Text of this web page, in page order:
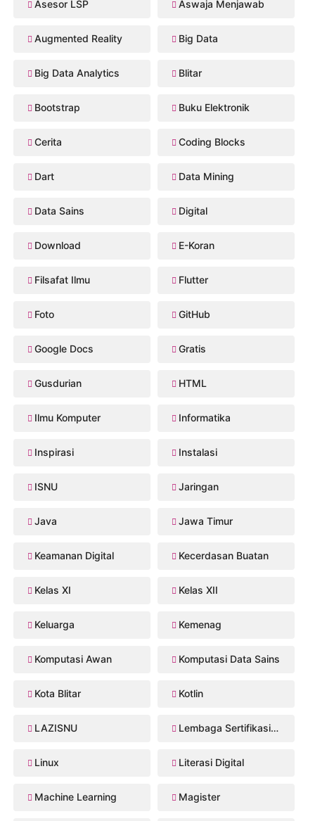
Asesor LSP Aswaja Menjawab
Augmented Reality Big Data
Big Data Analytics Blitar
Bootstrap Buku Elektronik
Cerita Coding Blocks
Dart Data Mining
Data Sains Digital
Download E-Koran
Filsafat Ilmu Flutter
Foto GitHub
Google Docs Gratis
Gusdurian HTML
Ilmu Komputer Informatika
Inspirasi Instalasi
ISNU Jaringan
Java Jawa Timur
Keamanan Digital Kecerdasan Buatan
Kelas XI Kelas XII
Keluarga Kemenag
Komputasi Awan Komputasi Data Sains
Kota Blitar Kotlin
LAZISNU Lembaga Sertifikasi Profesi
Linux Literasi Digital
Machine Learning Magister